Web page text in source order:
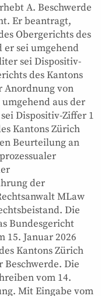
A. Beschwerde
Er beantragt,
Obergerichts des
er sei umgehend
sei Dispositiv-
des Kantons
Anordnung von
aus der
Dispositiv-Ziffer 1
Kantons Zürich
Beurteilung an
der
MLaw
Die
Bundesgericht
15. Januar 2026
Kantons Zürich
Die
vom 14.
Mit Eingabe vom